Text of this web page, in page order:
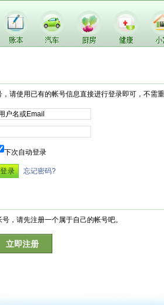
请使用已有的帐号信息直接进行登录即可，不需
下次自动登录
忘记密码?
，请先注册一个属于自己的帐号吧。
立即注册